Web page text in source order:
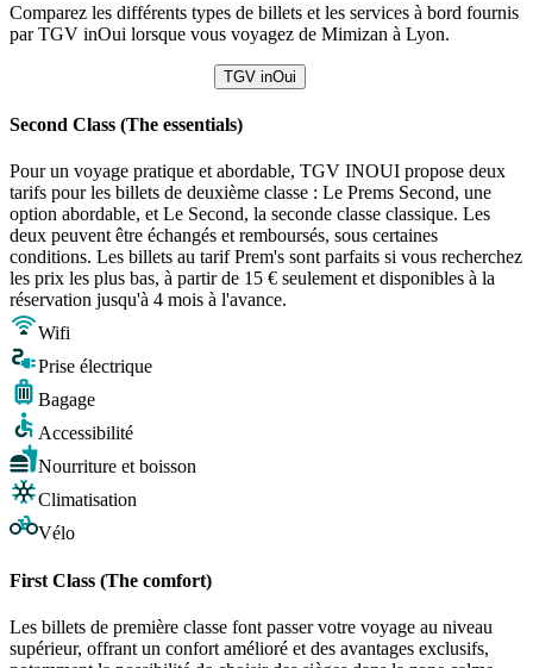
Comparez les différents types de billets et les services à bord fournis
par TGV inOui lorsque vous voyagez de Mimizan à Lyon.
TGV inOui
Second Class (The essentials)
Pour un voyage pratique et abordable, TGV INOUI propose deux
tarifs pour les billets de deuxième classe : Le Prems Second, une
option abordable, et Le Second, la seconde classe classique. Les
deux peuvent être échangés et remboursés, sous certaines
conditions. Les billets au tarif Prem's sont parfaits si vous recherchez
les prix les plus bas, à partir de 15 € seulement et disponibles à la
réservation jusqu'à 4 mois à l'avance.
Wifi
Prise électrique
Bagage
Accessibilité
Nourriture et boisson
Climatisation
Vélo
First Class (The comfort)
Les billets de première classe font passer votre voyage au niveau
supérieur, offrant un confort amélioré et des avantages exclusifs,